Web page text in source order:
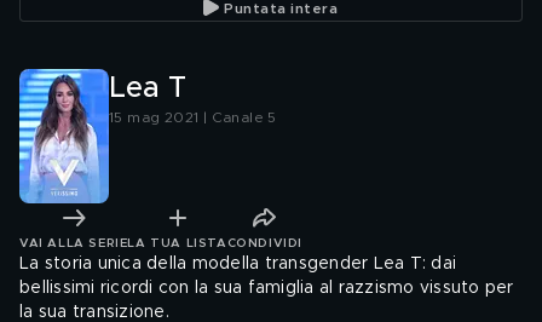
Puntata intera
Lea T
15 mag 2021 | Canale 5
VAI ALLA SERIE LA TUA LISTA CONDIVIDI
La storia unica della modella transgender Lea T: dai
bellissimi ricordi con la sua famiglia al razzismo vissuto per
la sua transizione.